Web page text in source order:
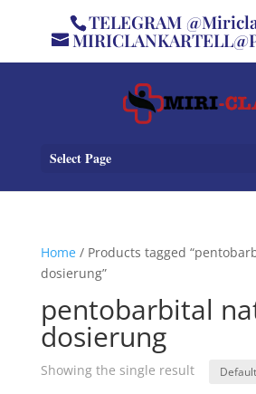
TELEGRAM
Select Page
Home/ Products tagged
dosierung”
pentobarbital
dosierung
Showing the single result